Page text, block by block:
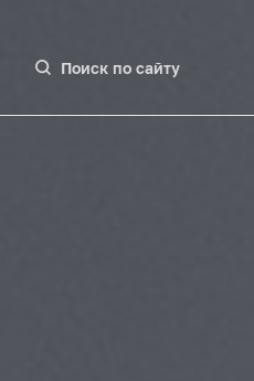
Поиск по сайту